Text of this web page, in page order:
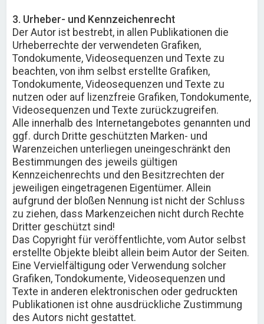
3. Urheber- und Kennzeichenrecht
Der Autor ist bestrebt, in allen Publikationen die
Urheberrechte der verwendeten Grafiken,
Tondokumente, Videosequenzen und Texte zu
beachten, von ihm selbst erstellte Grafiken,
Tondokumente, Videosequenzen und Texte zu
nutzen oder auf lizenzfreie Grafiken, Tondokumente,
Videosequenzen und Texte zurückzugreifen.
Alle innerhalb des Internetangebotes genannten und
ggf. durch Dritte geschützten Marken- und
Warenzeichen unterliegen uneingeschränkt den
Bestimmungen des jeweils gültigen
Kennzeichenrechts und den Besitzrechten der
jeweiligen eingetragenen Eigentümer. Allein
aufgrund der bloßen Nennung ist nicht der Schluss
zu ziehen, dass Markenzeichen nicht durch Rechte
Dritter geschützt sind!
Das Copyright für veröffentlichte, vom Autor selbst
erstellte Objekte bleibt allein beim Autor der Seiten.
Eine Vervielfältigung oder Verwendung solcher
Grafiken, Tondokumente, Videosequenzen und
Texte in anderen elektronischen oder gedruckten
Publikationen ist ohne ausdrückliche Zustimmung
des Autors nicht gestattet.